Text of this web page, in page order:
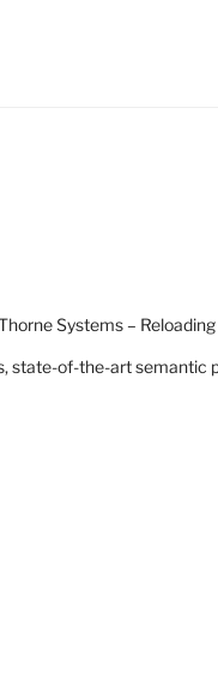
Systems –
state-of-the-art semantic